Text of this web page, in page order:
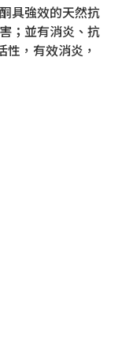
具強效的天然抗
；並有消炎、抗
，有效消炎，